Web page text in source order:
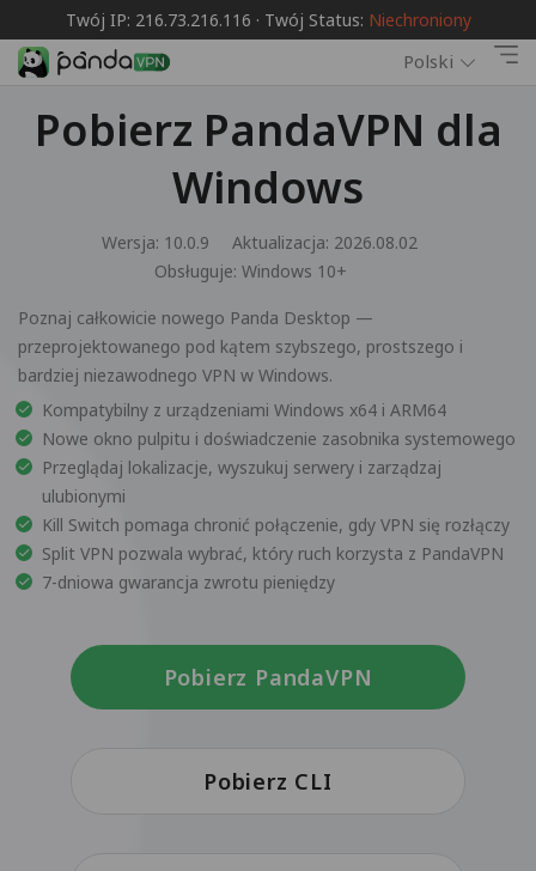
Twój IP: 216.73.216.116 · Twój Status: Niechroniony
Polski
Pobierz PandaVPN dla
Windows
Wersja: 10.0.9
Aktualizacja: 2026.08.02
Obsługuje: Windows 10+
Poznaj całkowicie nowego Panda Desktop —
przeprojektowanego pod kątem szybszego, prostszego i
bardziej niezawodnego VPN w Windows.
Kompatybilny z urządzeniami Windows x64 i ARM64
Nowe okno pulpitu i doświadczenie zasobnika systemowego
Przeglądaj lokalizacje, wyszukuj serwery i zarządzaj
ulubionymi
Kill Switch pomaga chronić połączenie, gdy VPN się rozłączy
Split VPN pozwala wybrać, który ruch korzysta z PandaVPN
7-dniowa gwarancja zwrotu pieniędzy
Pobierz PandaVPN
Pobierz CLI